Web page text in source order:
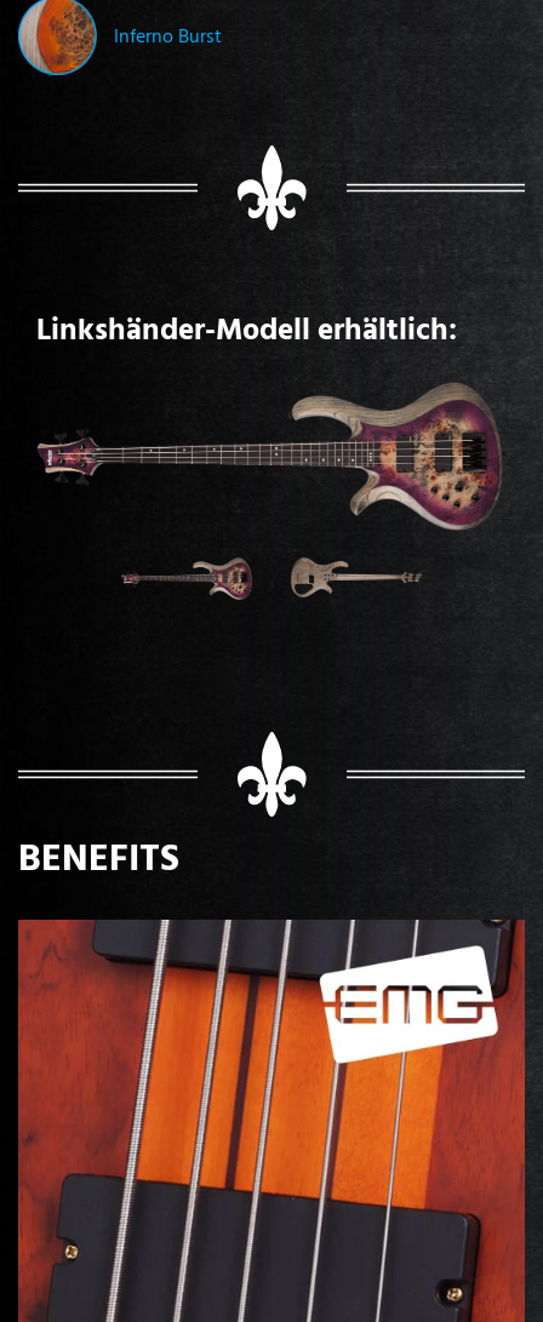
Inferno Burst
Linkshänder-Modell erhältlich:
BENEFITS